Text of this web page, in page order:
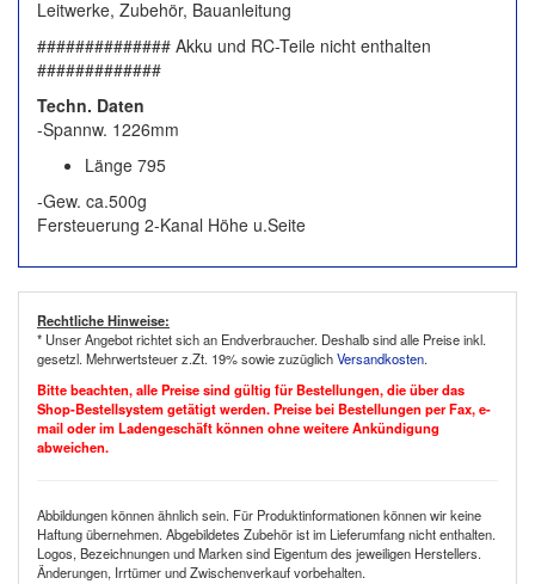
Leitwerke, Zubehör, Bauanleitung
############## Akku und RC-Teile nicht enthalten
#############
Techn. Daten
-Spannw. 1226mm
Länge 795
-Gew. ca.500g
Fersteuerung 2-Kanal Höhe u.Seite
Rechtliche Hinweise:
* Unser Angebot richtet sich an Endverbraucher. Deshalb sind alle Preise inkl.
gesetzl. Mehrwertsteuer z.Zt. 19% sowie zuzüglichVersandkosten.
Bitte beachten, alle Preise sind gültig für Bestellungen, die über das
Shop-Bestellsystem getätigt werden. Preise bei Bestellungen per Fax, e-
mail oder im Ladengeschäft können ohne weitere Ankündigung
abweichen.
Abbildungen können ähnlich sein. Für Produktinformationen können wir keine
Haftung übernehmen. Abgebildetes Zubehör ist im Lieferumfang nicht enthalten.
Logos, Bezeichnungen und Marken sind Eigentum des jeweiligen Herstellers.
Änderungen, Irrtümer und Zwischenverkauf vorbehalten.